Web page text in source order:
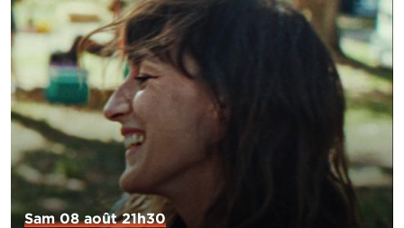
Sam 08 août 21h30